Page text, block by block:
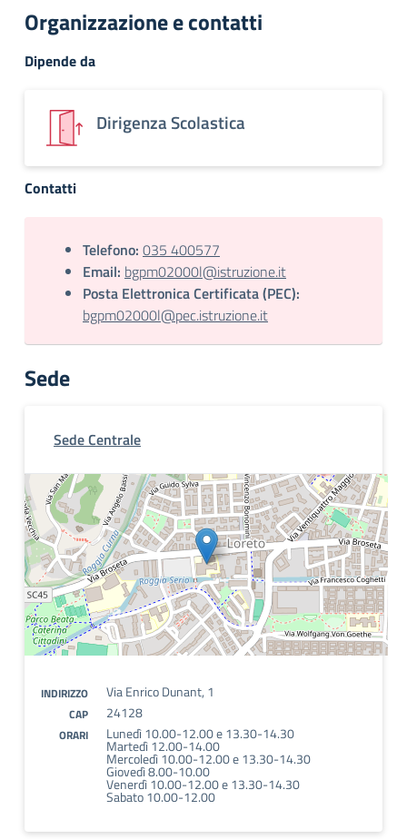
Organizzazione e contatti
Dipende da
Dirigenza Scolastica
Contatti
Telefono: 035 400577
Email: bgpm02000l@istruzione.it
Posta Elettronica Certificata (PEC):
bgpm02000l@pec.istruzione.it
Sede
Sede Centrale
INDIRIZZO Via Enrico Dunant, 1
CAP 24128
ORARI Lunedì 10.00-12.00 e 13.30-14.30
Martedì 12.00-14.00
Mercoledì 10.00-12.00 e 13.30-14.30
Giovedì 8.00-10.00
Venerdì 10.00-12.00 e 13.30-14.30
Sabato 10.00-12.00